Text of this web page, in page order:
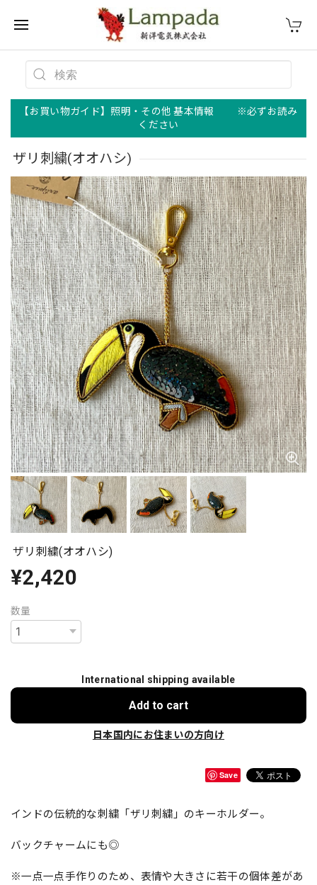
【お買い物ガイド】照明・その他 基本情報 ※必ずお読み
ください
ザリ刺繍(オオハシ)
ザリ刺繍(オオハシ)
¥2,420
数量
International shipping available
Add to cart
日本国内にお住まいの方向け
Save
インドの伝統的な刺繍「ザリ刺繍」のキーホルダー。
バックチャームにも◎
※一点一点手作りのため、表情や大きさに若干の個体差があ